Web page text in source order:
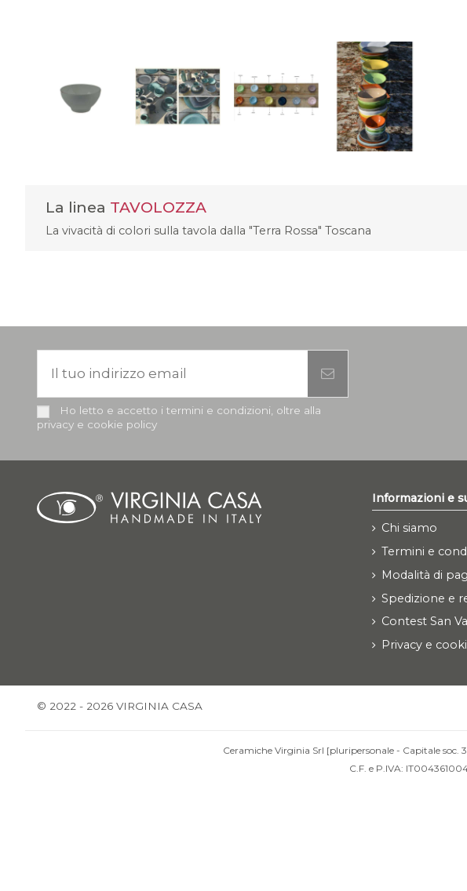
La linea TAVOLOZZA
La vivacità di colori sulla tavola dalla "Terra Rossa" Toscana
Ho letto e accetto i termini e condizioni, oltre alla
privacy e cookie policy
Informazioni e
Chi siamo
Termini e
Modalità di
Spedizione e
Contest San
Privacy e
© 2022 - 2026 VIRGINIA CASA
Ceramiche Virginia Srl [pluripersonale - Capitale soc.
C.F. e P.IVA: